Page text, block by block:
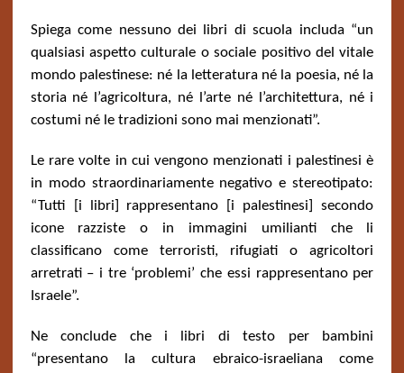
Spiega come nessuno dei libri di scuola includa “un
qualsiasi aspetto culturale o sociale positivo del vitale
mondo palestinese: né la letteratura né la poesia, né la
storia né l’agricoltura, né l’arte né l’architettura, né i
costumi né le tradizioni sono mai menzionati”.
Le rare volte in cui vengono menzionati i palestinesi è
in modo straordinariamente negativo e stereotipato:
“Tutti [i libri] rappresentano [i palestinesi] secondo
icone razziste o in immagini umilianti che li
classificano come terroristi, rifugiati o agricoltori
arretrati – i tre ‘problemi’ che essi rappresentano per
Israele”.
Ne conclude che i libri di testo per bambini
“presentano la cultura ebraico-israeliana come